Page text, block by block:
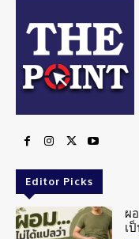
Editor Picks
ผ
เ